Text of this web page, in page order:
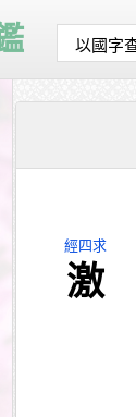
經四求
激